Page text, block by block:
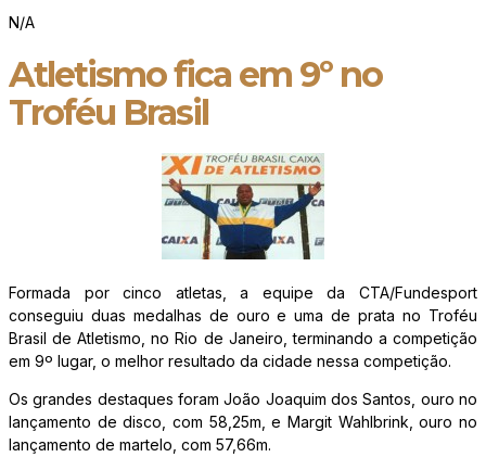
N/A
Atletismo fica em 9º no
Troféu Brasil
Formada por cinco atletas, a equipe da CTA/Fundesport
conseguiu duas medalhas de ouro e uma de prata no Troféu
Brasil de Atletismo, no Rio de Janeiro, terminando a competição
em 9º lugar, o melhor resultado da cidade nessa competição.
Os grandes destaques foram João Joaquim dos Santos, ouro no
lançamento de disco, com 58,25m, e Margit Wahlbrink, ouro no
lançamento de martelo, com 57,66m.